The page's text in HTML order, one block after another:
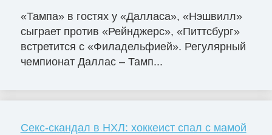
«Тампа» в гостях у «Далласа», «Нэшвилл»
сыграет против «Рейнджерс», «Питтсбург»
встретится с «Филадельфией». Регулярный
чемпионат Даллас – Тамп...
Секс-скандал в НХЛ: хоккеист спал с мамой